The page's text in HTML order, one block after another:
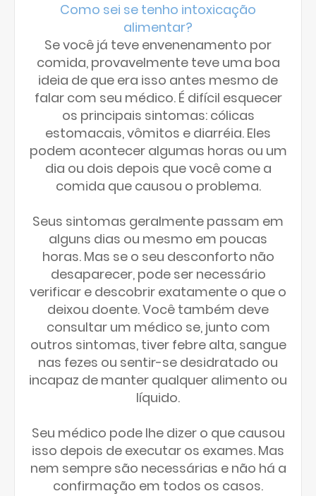
Como sei se tenho intoxicação
alimentar?
Se você já teve envenenamento por
comida, provavelmente teve uma boa
ideia de que era isso antes mesmo de
falar com seu médico. É difícil esquecer
os principais sintomas: cólicas
estomacais, vômitos e diarréia. Eles
podem acontecer algumas horas ou um
dia ou dois depois que você come a
comida que causou o problema.
Seus sintomas geralmente passam em
alguns dias ou mesmo em poucas
horas. Mas se o seu desconforto não
desaparecer, pode ser necessário
verificar e descobrir exatamente o que o
deixou doente. Você também deve
consultar um médico se, junto com
outros sintomas, tiver febre alta, sangue
nas fezes ou sentir-se desidratado ou
incapaz de manter qualquer alimento ou
líquido.
Seu médico pode lhe dizer o que causou
isso depois de executar os exames. Mas
nem sempre são necessárias e não há a
confirmação em todos os casos.